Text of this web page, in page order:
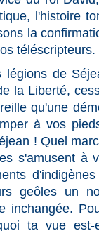
l'histoire
la
téléscripteurs.
de
la Liberté,
qu'une
à vos
! Quel
s'amusent à
geôles un
inchangée.
ta vue est-